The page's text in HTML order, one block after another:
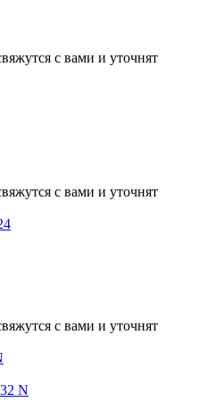
с вами и уточнят
с вами и уточнят
с вами и уточнят
N